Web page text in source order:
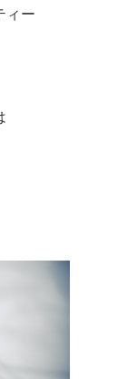
ィー